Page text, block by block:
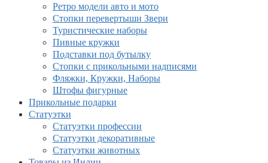
Ретро модели авто и мото
Стопки перевертыши Звери
Туристические наборы
Пивные кружки
Подставки под бутылку
Стопки с прикольными надписями
Фляжки, Кружки, Наборы
Штофы фигурные
Прикольные подарки
Статуэтки
Статуэтки профессии
Статуэтки декоративные
Статуэтки животных